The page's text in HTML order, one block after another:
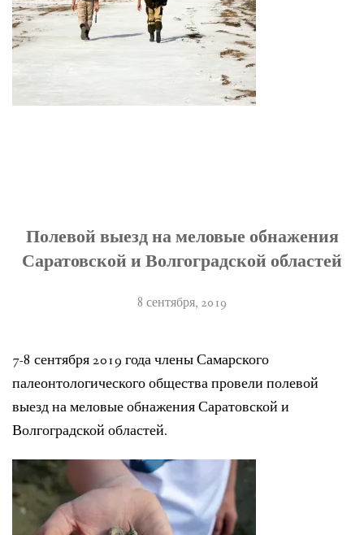
Полевой выезд на меловые обнажения
Саратовской и Волгоградской областей
8 сентября, 2019
7-8 сентября 2019 года члены Самарского
палеонтологического общества провели полевой
выезд на меловые обнажения Саратовской и
Волгоградской областей.